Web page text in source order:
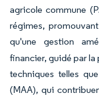
agricole commune
régimes,
qu'une gestion
financier, guidé par
techniques telles
(MAA), qui